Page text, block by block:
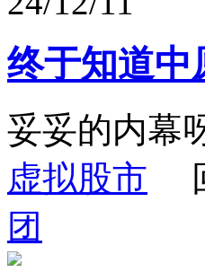
终于知道中
妥妥的内幕
虚拟股市
团